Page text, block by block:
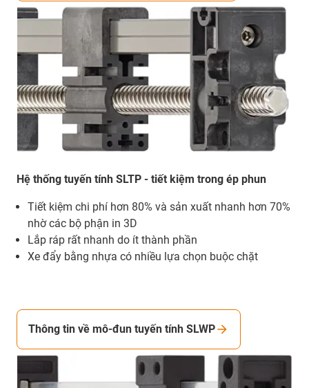
Hệ thống tuyến tính SLTP - tiết kiệm trong ép phun
Tiết kiệm chi phí hơn 80% và sản xuất nhanh hơn 70%
nhờ các bộ phận in 3D
Lắp ráp rất nhanh do ít thành phần
Xe đẩy bằng nhựa có nhiều lựa chọn buộc chặt
Thông tin về mô-đun tuyến tính SLWP